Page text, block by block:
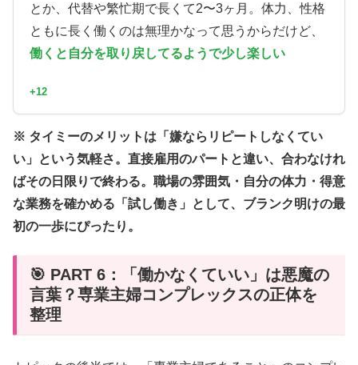
とか、代替や繁忙期で長くて2〜3ヶ月。体力、性格
ともに長く働くのは無理かなって思うからだけど、
働くと自分を取り戻してるようで少し楽しい
+12
※ タイミーのメリットは「嫌ならリピートしなくてい
い」という気軽さ。直接雇用のパートと違い、合わなけれ
ばその日限りで終わる。職場の雰囲気・自分の体力・得意
な業務を確かめる「試し働き」として、ブランク明けの最
初の一歩にぴったり。
🎯 PART 6：「働かなくていい」は悪魔の
言葉？専業主婦コンプレックスの正体を
整理